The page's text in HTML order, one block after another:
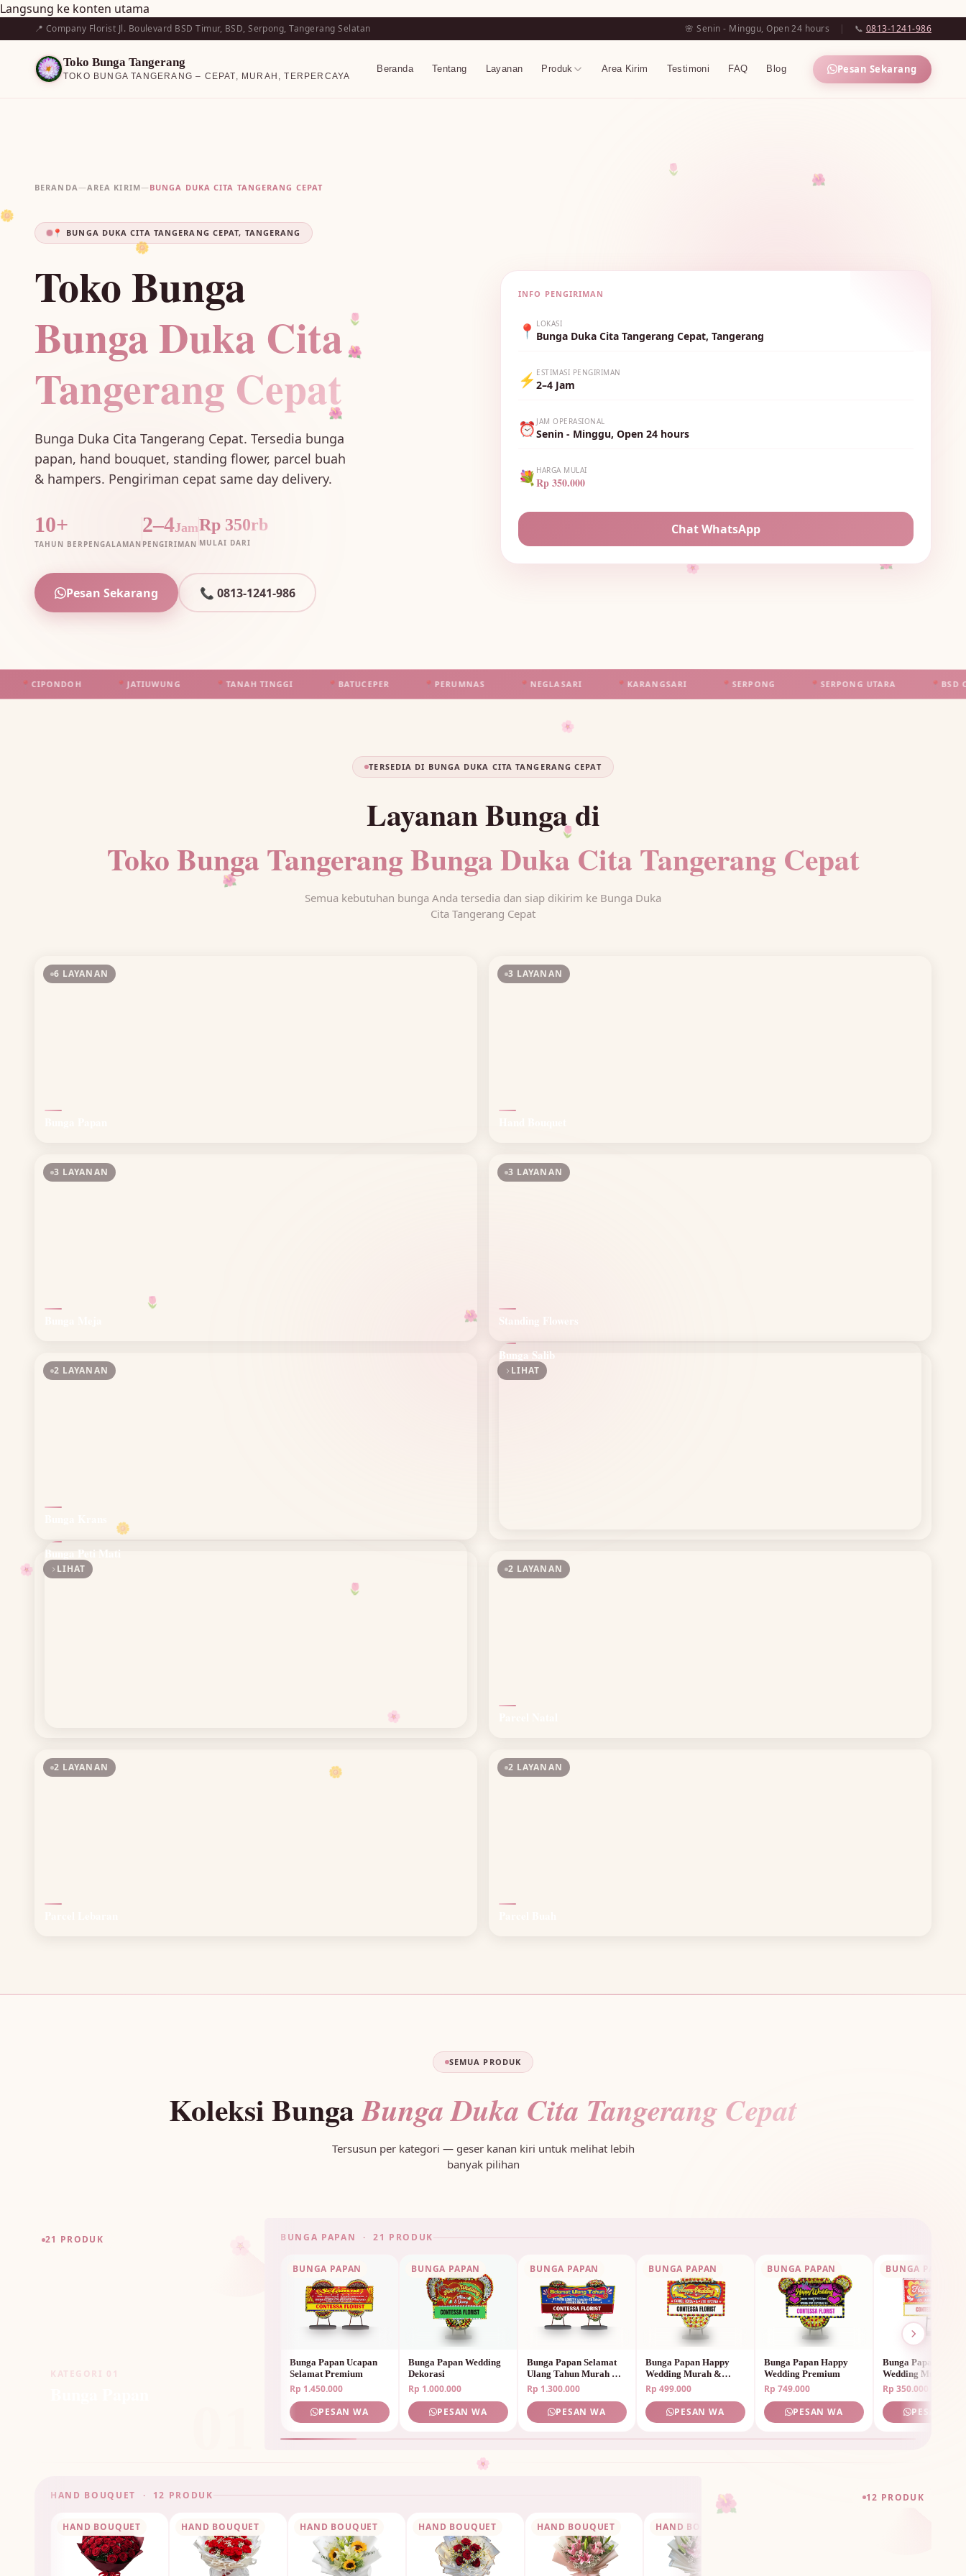
Langsung ke konten utama
📍 Company Florist Jl. Boulevard BSD Timur, BSD, Serpong, Tangerang Selatan 🌸 Senin - Minggu, Open 24 hours | 📞 0813-1241-986
Toko Bunga Tangerang
TOKO BUNGA TANGERANG – CEPAT, MURAH, TERPERCAYA
Beranda Tentang Layanan Produk Area Kirim Testimoni FAQ Blog Pesan Sekarang
🌺
🌸
🌷
🌼
🌸
🌺
BERANDA—AREA KIRIM—BUNGA DUKA CITA TANGERANG CEPAT
📍 BUNGA DUKA CITA TANGERANG CEPAT, TANGERANG
Toko Bunga
Bunga Duka Cita
Tangerang Cepat
Bunga Duka Cita Tangerang Cepat. Tersedia bunga
papan, hand bouquet, standing flower, parcel buah
& hampers. Pengiriman cepat same day delivery.
10+
TAHUN BERPENGALAMAN
2–4Jam
PENGIRIMAN
Rp 350rb
MULAI DARI
Pesan Sekarang 📞 0813-1241-986
INFO PENGIRIMAN
📍 LOKASI
Bunga Duka Cita Tangerang Cepat, Tangerang
⚡ ESTIMASI PENGIRIMAN
2–4 Jam
⏰JAM OPERASIONAL
Senin - Minggu, Open 24 hours
💐 HARGA MULAI
Rp 350.000
Chat WhatsApp
📍JATIUWUNG 📍TANAH TINGGI 📍BATUCEPER 📍PERUMNAS 📍NEGLASARI 📍KARANGSARI 📍SERPONG 📍SERPONG UTARA 📍BSD CITY 📍
🌸
🌷
🌼
🌷
🌺
🌼
🌸
🌷
TERSEDIA DI BUNGA DUKA CITA TANGERANG CEPAT
Layanan Bunga di
Toko Bunga Tangerang Bunga Duka Cita Tangerang Cepat
Semua kebutuhan bunga Anda tersedia dan siap dikirim ke Bunga Duka
Cita Tangerang Cepat
6 LAYANAN 3 LAYANAN
3 LAYANAN 3 LAYANAN
Standing Flowers
2 LAYANAN LIHAT
Bunga Salib
LIHAT
Bunga Peti Mati
2 LAYANAN
2 LAYANAN 2 LAYANAN
SEMUA PRODUK
Koleksi BungaBunga Duka Cita Tangerang Cepat
Tersusun per kategori — geser kanan kiri untuk melihat lebih
banyak pilihan
21 PRODUK 🌸
KATEGORI 01
BUNGA PAPAN · 21 PRODUK
BUNGA PAPAN
Bunga Papan Ucapan
Selamat Premium
Rp 1.450.000
PESAN WA
BUNGA PAPAN
Bunga Papan Wedding
Dekorasi
Rp 1.000.000
PESAN WA
BUNGA PAPAN
Bunga Papan Selamat
Ulang Tahun Murah &
Unik
Rp 1.300.000
PESAN WA
BUNGA PAPAN
Bunga Papan Happy
Wedding Murah &
Elegan
Rp 499.000
PESAN WA
BUNGA PAPAN
Bunga Papan Happy
Wedding Premium
Rp 749.000
PESAN WA
BUNGA PAPAN
Bunga Papan Happy
Wedding Murah
Rp 350.000
PESAN WA
🌸
12 PRODUK
🌺
HAND BOUQUET · 12 PRODUK
HAND BOUQUET HAND BOUQUET HAND BOUQUET HAND BOUQUET HAND BOUQUET HAND BOUQUET